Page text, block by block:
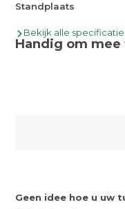
Standplaats
Bekijk alle
Handig om
Geen idee hoe u uw